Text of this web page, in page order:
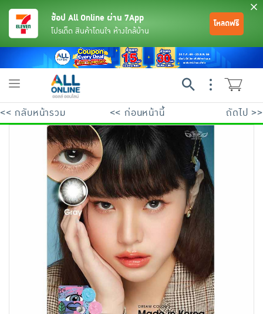
เครื่องดื่มและผงชงดื่ม
เครื่องปรุงรสและของแห้ง
ขนมขบเคี้ยว และช็อคโกแลต
พระเครื่อง test pop
ช้อป All Online ผ่าน 7App
โปรเด็ด สินค้าโดนใจ ห้างใกล้บ้าน
โหลดฟรี
Toggle
<< กลับหน้ารวม << ก่อนหน้านี้ ถัดไป >>